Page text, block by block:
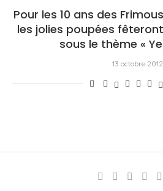
Pour les 10 ans des
les jolies poupées
sous le thème «
13 octobre 2012